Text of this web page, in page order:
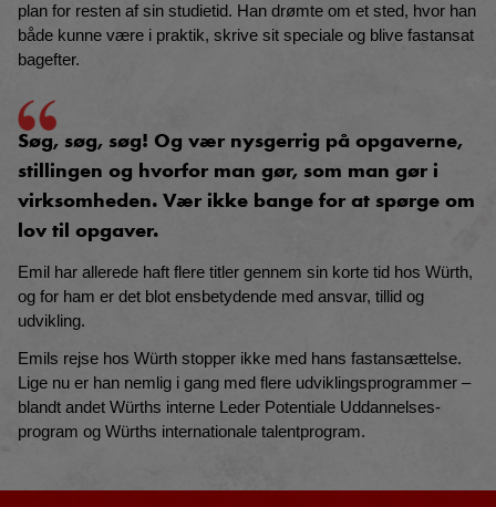
plan for resten af sin studietid. Han drømte om et sted, hvor han
både kunne være i praktik, skrive sit speciale og blive fastansat
bagefter.
Søg, søg, søg! Og vær nysgerrig på opgaverne,
stillingen og hvorfor man gør, som man gør i
virksomheden. Vær ikke bange for at spørge om
lov til opgaver.
Emil har allerede haft flere titler gennem sin korte tid hos Würth,
og for ham er det blot ensbetydende med ansvar, tillid og
udvikling.
Emils rejse hos Würth stopper ikke med hans fastansættelse.
Lige nu er han nemlig i gang med flere udviklingsprogrammer –
blandt andet Würths interne Leder Potentiale Uddannelses-
program og Würths internationale talentprogram.